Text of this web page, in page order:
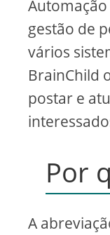
gestão de
vários
BrainChild
postar e
Por
A